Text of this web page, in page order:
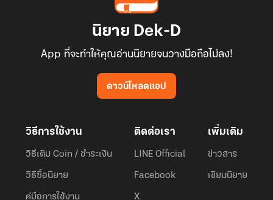
นิยาย Dek-D
App ที่จะทำให้คุณอ่านนิยายจนวางมือถือไม่ลง!
ดาวน์โหลดแอป
วิธีการใช้งาน
วิธีเติม Coin / ชำระเงิน
วิธีซื้อนิยาย
คู่มือการใช้งาน
ติดต่อเรา
LINE Official
Facebook
X
เพิ่มเติม
ข่าวสาร
เขียนนิยาย